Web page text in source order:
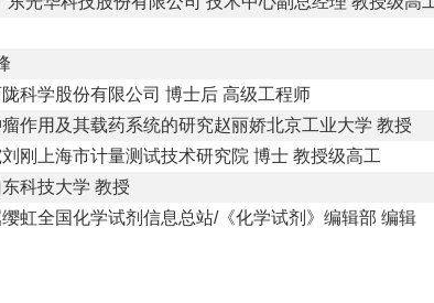
科学股份有限公司 博士后 高级工程师
作用及其载药系统的研究赵丽娇北京工业大学 教授
刚上海市计量测试技术研究院 博士 教授级高工
科技大学 教授
虹全国化学试剂信息总站/《化学试剂》编辑部 编辑